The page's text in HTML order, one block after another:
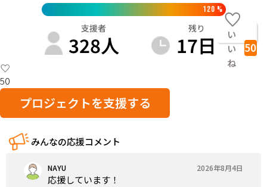
120 %
支援者
328人
残り
17日
い
い
ね
50
50
プロジェクトを支援する
みんなの応援コメント
NAYU 2026年8月4日
応援しています！